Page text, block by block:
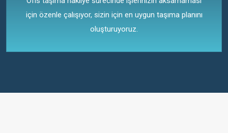
için özenle çalışıyor, sizin için en uygun taşıma planını
oluşturuyoruz.